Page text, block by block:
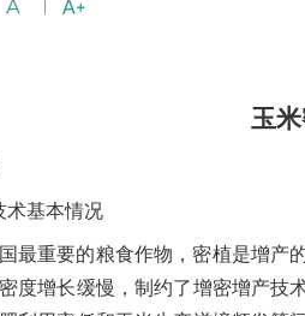
玉
术基本情况
最重要的粮食作物，密植是增产
度增长缓慢，制约了增密增产技